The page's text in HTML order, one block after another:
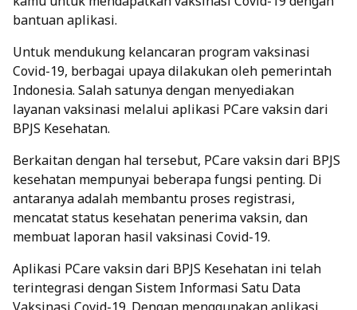
bantuan aplikasi.
Untuk mendukung kelancaran program vaksinasi
Covid-19, berbagai upaya dilakukan oleh pemerintah
Indonesia. Salah satunya dengan menyediakan
layanan vaksinasi melalui aplikasi PCare vaksin dari
BPJS Kesehatan.
Berkaitan dengan hal tersebut, PCare vaksin dari BPJS
kesehatan mempunyai beberapa fungsi penting. Di
antaranya adalah membantu proses registrasi,
mencatat status kesehatan penerima vaksin, dan
membuat laporan hasil vaksinasi Covid-19.
Aplikasi PCare vaksin dari BPJS Kesehatan ini telah
terintegrasi dengan Sistem Informasi Satu Data